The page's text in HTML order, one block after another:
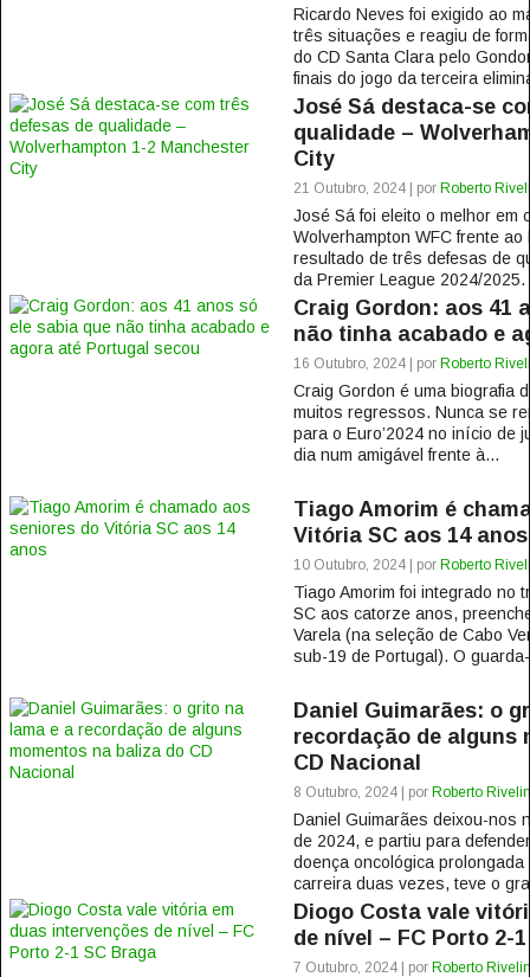
Ricardo Neves foi exigido ao
três situações e reagiu de
do CD Santa Clara pelo
finais do jogo da terceira
José Sá destaca-se
qualidade –
City
21 Outubro, 2024 | por Roberto
José Sá foi eleito o melhor em
Wolverhampton WFC frente
resultado de três defesas de
da Premier League 2024/
Craig Gordon: aos 41
não tinha acabado e
16 Outubro, 2024 | por Roberto
Craig Gordon é uma biografia
muitos regressos. Nunca se
para o Euro’2024 no início de
dia num amigável frente à...
Tiago Amorim é
Vitória SC aos 14 anos
10 Outubro, 2024 | por Roberto
Tiago Amorim foi integrado no
SC aos catorze anos,
Varela (na seleção de Cabo
sub-19 de Portugal). O
Daniel Guimarães: o
recordação de alguns
CD Nacional
8 Outubro, 2024 | por Roberto
Daniel Guimarães deixou-nos
de 2024, e partiu para
doença oncológica
carreira duas vezes, teve o
Diogo Costa vale
de nível – FC Porto 2-
7 Outubro, 2024 | por Roberto